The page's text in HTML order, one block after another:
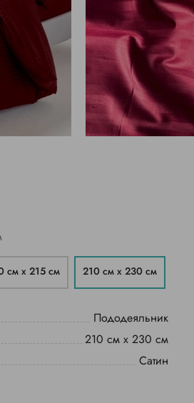
см х 215 см 210 см х 230 см
Пододеяльник
210 см х 230 см
Сатин